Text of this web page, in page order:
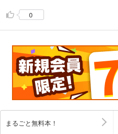
0
まるごと無料本！